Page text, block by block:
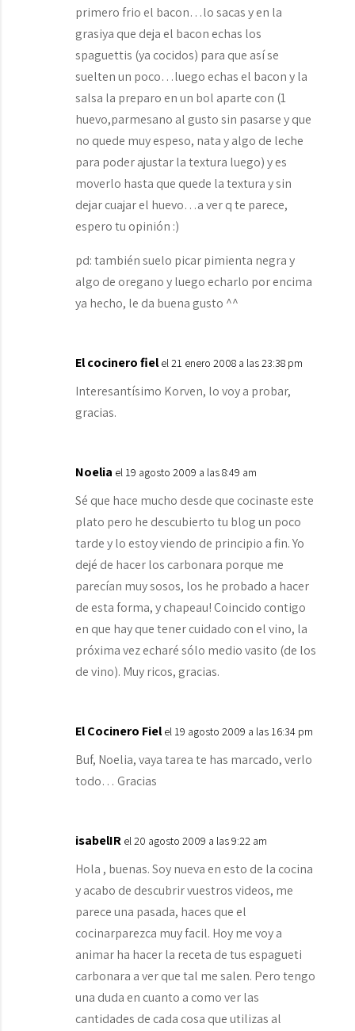
primero frio el bacon…lo sacas y en la
grasiya que deja el bacon echas los
spaguettis (ya cocidos) para que así se
suelten un poco…luego echas el bacon y la
salsa la preparo en un bol aparte con (1
huevo,parmesano al gusto sin pasarse y que
no quede muy espeso, nata y algo de leche
para poder ajustar la textura luego) y es
moverlo hasta que quede la textura y sin
dejar cuajar el huevo…a ver q te parece,
espero tu opinión :)
pd: también suelo picar pimienta negra y
algo de oregano y luego echarlo por encima
ya hecho, le da buena gusto ^^
El cocinero fiel el 21 enero 2008 a las 23:38 pm
Interesantísimo Korven, lo voy a probar,
gracias.
Noelia el 19 agosto 2009 a las 8:49 am
Sé que hace mucho desde que cocinaste este
plato pero he descubierto tu blog un poco
tarde y lo estoy viendo de principio a fin. Yo
dejé de hacer los carbonara porque me
parecían muy sosos, los he probado a hacer
de esta forma, y chapeau! Coincido contigo
en que hay que tener cuidado con el vino, la
próxima vez echaré sólo medio vasito (de los
de vino). Muy ricos, gracias.
El Cocinero Fiel el 19 agosto 2009 a las 16:34 pm
Buf, Noelia, vaya tarea te has marcado, verlo
todo… Gracias
isabelIR el 20 agosto 2009 a las 9:22 am
Hola , buenas. Soy nueva en esto de la cocina
y acabo de descubrir vuestros videos, me
parece una pasada, haces que el
cocinarparezca muy facil. Hoy me voy a
animar ha hacer la receta de tus espagueti
carbonara a ver que tal me salen. Pero tengo
una duda en cuanto a como ver las
cantidades de cada cosa que utilizas al